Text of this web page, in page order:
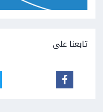
تابعنا على